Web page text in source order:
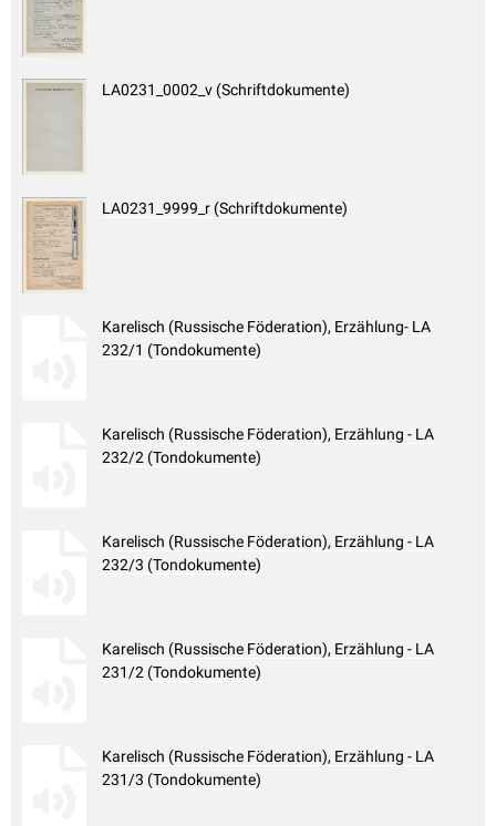
LA0231_0002_v (Schriftdokumente)
LA0231_9999_r (Schriftdokumente)
Karelisch (Russische Föderation), Erzählung- LA
232/1 (Tondokumente)
Karelisch (Russische Föderation), Erzählung - LA
232/2 (Tondokumente)
Karelisch (Russische Föderation), Erzählung - LA
232/3 (Tondokumente)
Karelisch (Russische Föderation), Erzählung - LA
231/2 (Tondokumente)
Karelisch (Russische Föderation), Erzählung - LA
231/3 (Tondokumente)